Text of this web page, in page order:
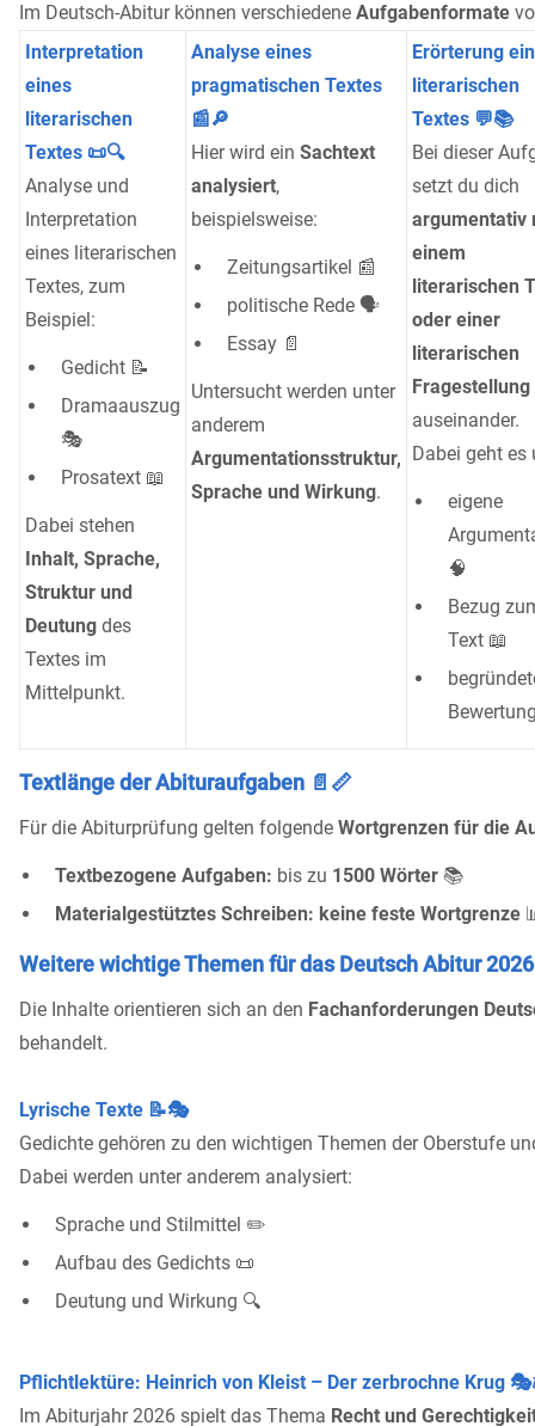
Im Deutsch-Abitur können verschiedene Aufgabenformate
Interpretation
eines
literarischen
Textes 📜🔍
Analyse und
Interpretation
eines literarischen
Textes, zum
Beispiel:
Gedicht 📝
Dramaauszug
🎭
Prosatext 📖
Dabei stehen
Inhalt, Sprache,
Struktur und
Deutung des
Textes im
Mittelpunkt.
Analyse eines
pragmatischen Textes
📰🔎
Hier wird ein Sachtext
analysiert,
beispielsweise:
Zeitungsartikel 📰
politische Rede 🗣️
Essay 📄
Untersucht werden unter
anderem
Argumentationsstruktur,
Sprache und Wirkung.
Erörterung
literarischen
Textes 💬📚
Bei dieser
setzt du dich
argumentativ
einem
literarischen
oder einer
literarischen
Fragestellung
auseinander.
Dabei geht es
eigene
🧠
Bezug
Text 📖
Textlänge der Abituraufgaben 📄📏
Für die Abiturprüfung gelten folgende Wortgrenzen für die
Textbezogene Aufgaben: bis zu 1500 Wörter 📚
Materialgestütztes Schreiben: keine feste Wortgrenze
Weitere wichtige Themen für das Deutsch Abitur
Die Inhalte orientieren sich an den Fachanforderungen
behandelt.
Lyrische Texte 📝🎭
Gedichte gehören zu den wichtigen Themen der Oberstufe
Dabei werden unter anderem analysiert:
Sprache und Stilmittel ✏️
Aufbau des Gedichts 📜
Deutung und Wirkung 🔍
Pflichtlektüre: Heinrich von Kleist – Der zerbrochne Krug
Im Abiturjahr 2026 spielt das Thema Recht und